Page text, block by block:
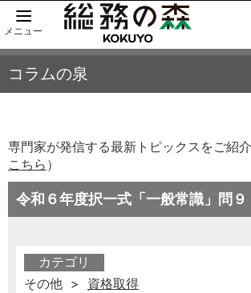
メニュー
コラムの泉
専門家が発信する最新トピックスをご紹
こちら ）
令和６年度択一式「一般常識」問９
カテゴリ
その他 > 資格取得